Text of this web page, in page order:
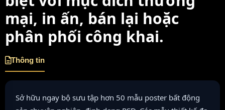
mại, in ấn, bán lại hoặc
phân phối công khai.
Thông tin
Sở hữu ngay bộ sưu tập hơn 50 mẫu poster bất động